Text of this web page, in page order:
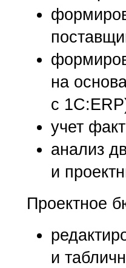
на
с
учет
анализ
и
Проектное
и